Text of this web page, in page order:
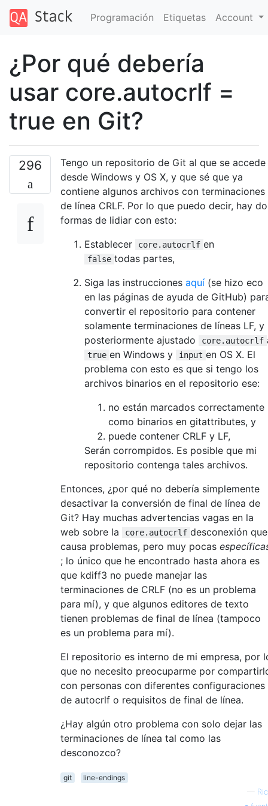
Programación Etiquetas Account
¿Por qué debería
usar core.autocrlf =
true en Git?
296
Tengo un repositorio de Git al que se accede
desde Windows y OS X, y que sé que ya
contiene algunos archivos con terminaciones
de línea CRLF. Por lo que puedo decir, hay
formas de lidiar con esto:
Establecer
core.autocrlf en
false todas partes,
Siga las instrucciones aquí (se hizo eco
en las páginas de ayuda de GitHub)
convertir el repositorio para contener
solamente terminaciones de líneas LF, y
posteriormente ajustado
core.autocrlf
true en Windows y input en OS X. El
problema con esto es que si tengo los
archivos binarios en el repositorio ese:
no están marcados correctamente
como binarios en gitattributes, y
puede contener CRLF y LF,
Serán corrompidos. Es posible que mi
repositorio contenga tales archivos.
Entonces, ¿por qué no debería simplemente
desactivar la conversión de final de línea de
Git? Hay muchas advertencias vagas en la
web sobre la
core.autocrlf desconexión que
causa problemas, pero muy pocas
; lo único que he encontrado hasta ahora es
que kdiff3 no puede manejar las
terminaciones de CRLF (no es un problema
para mí), y que algunos editores de texto
tienen problemas de final de línea (tampoco
es un problema para mí).
El repositorio es interno de mi empresa, por
que no necesito preocuparme por
con personas con diferentes configuraciones
de autocrlf o requisitos de final de línea.
¿Hay algún otro problema con solo dejar las
terminaciones de línea tal como las
desconozco?
git
line-endings
—